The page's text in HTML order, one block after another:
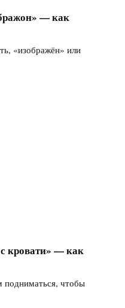
— как
«изображён» или
кровати» — как
подниматься, чтобы